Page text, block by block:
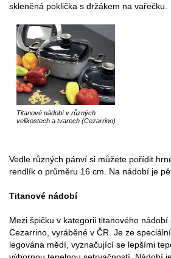
skleněná poklička s držákem na vařečku.
Titanové nádobí v různých
velikostech a tvarech (Cezarrino)
Vedle různých pánví si můžete pořídit
rendlík o průměru 16 cm. Na nádobí je
Titanové nádobí
Mezi špičku v kategorii titanového
Cezarrino, vyráběné v ČR. Je ze
legována mědí, vyznačující se lepšími